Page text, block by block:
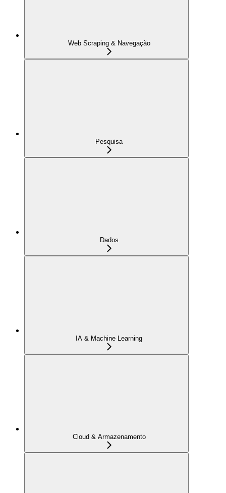
Web Scraping & Navegação
Pesquisa
Dados
IA & Machine Learning
Cloud & Armazenamento